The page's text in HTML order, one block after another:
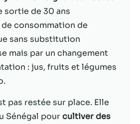
sortie de 30 ans
consommation de
sans substitution
mais par un changement
: jus, fruits et légumes
pas restée sur place. Elle
Sénégal pourcultiver des
Ces cookies ne
sont pas
facultatifs. Ils
du site Web.